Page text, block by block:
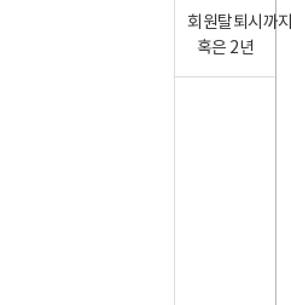
회원탈퇴시까
혹은 2년